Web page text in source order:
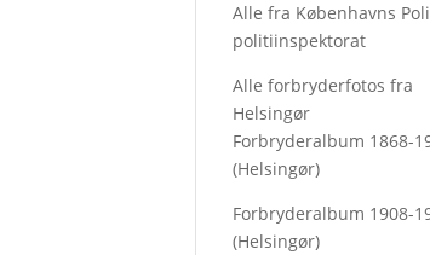
Alle fra Københavns
politiinspektorat
Alle forbryderfotos fra
Helsingør
Forbryderalbum 1868-
(Helsingør)
Forbryderalbum 1908-
(Helsingør)